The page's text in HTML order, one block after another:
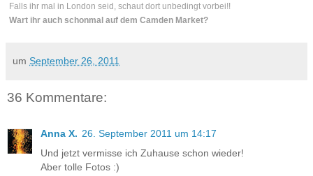
Falls ihr mal in London seid, schaut dort unbedingt vorbei!!
Wart ihr auch schonmal auf dem Camden Market?
um September 26, 2011
36 Kommentare:
Anna X. 26. September 2011 um 14:17
Und jetzt vermisse ich Zuhause schon wieder!
Aber tolle Fotos :)